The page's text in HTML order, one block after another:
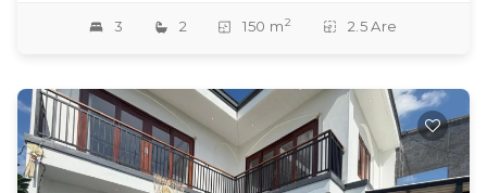
3 2 150 m 2 2.5 Are